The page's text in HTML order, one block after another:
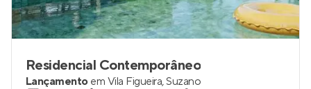
Residencial Contemporâneo
Lançamento em Vila Figueira,Suzano